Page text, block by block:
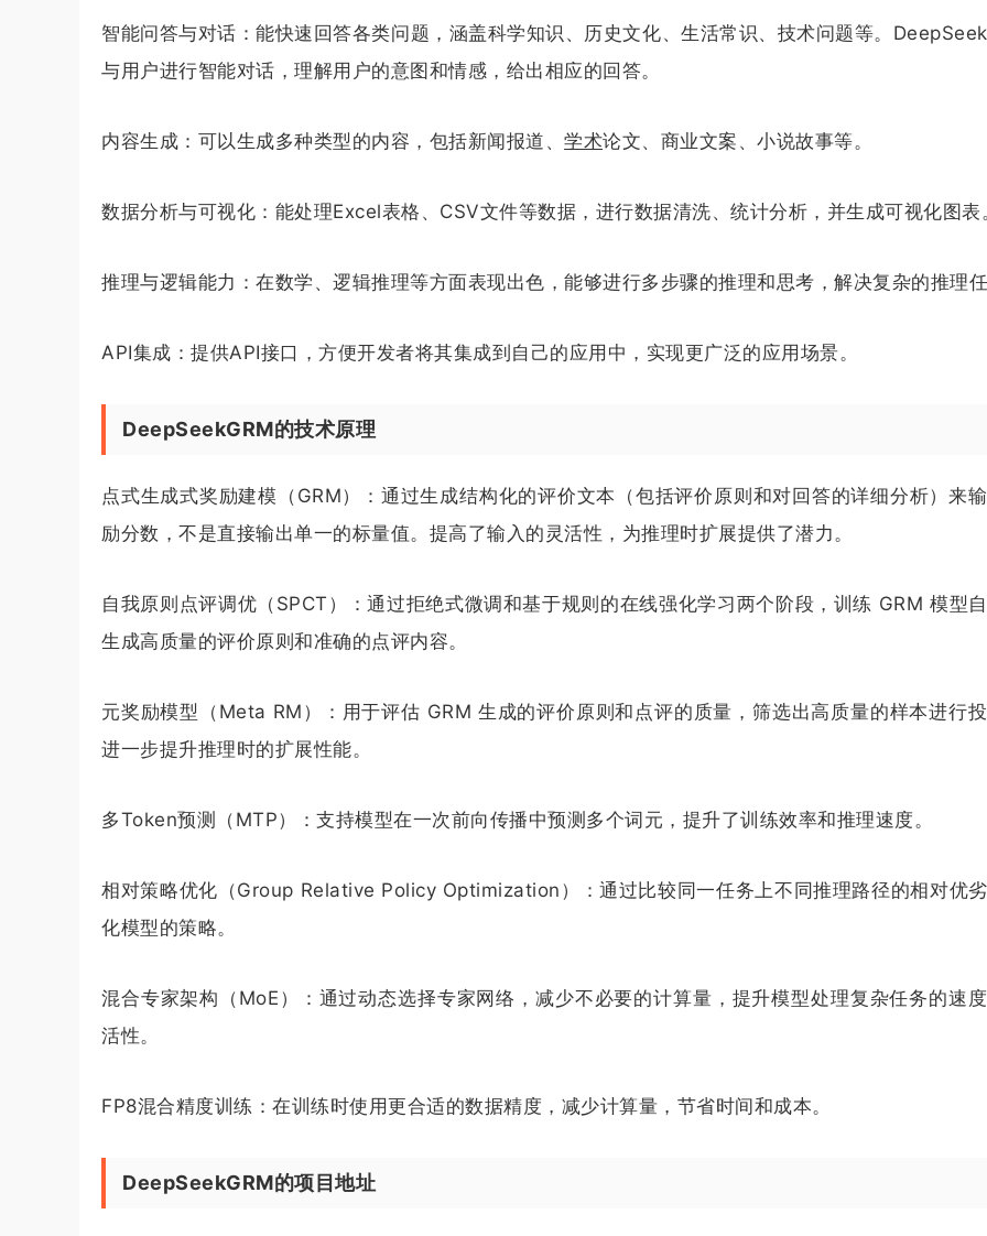
智能问答与对话：能快速回答各类问题，涵盖科学知识、历史文化、生活常识、技术问题等。
与用户进行智能对话，理解用户的意图和情感，给出相应的回答。
内容生成：可以生成多种类型的内容，包括新闻报道、 学术论文、商业文案、小说故事等。
数据分析与可视化：能处理Excel表格、CSV文件等数据，进行数据清洗、统计分析，并生成可视化图表
推理与逻辑能力：在数学、逻辑推理等方面表现出色，能够进行多步骤的推理和思考，解决复杂的推理任
API集成：提供API接口，方便开发者将其集成到自己的应用中，实现更广泛的应用场景。
DeepSeekGRM的技术原理
点式生成式奖励建模（GRM）：通过生成结构化的评价文本（包括评价原则和对回答的详细分析）来
励分数，不是直接输出单一的标量值。提高了输入的灵活性，为推理时扩展提供了潜力。
自我原则点评调优（SPCT）：通过拒绝式微调和基于规则的在线强化学习两个阶段，训练 GRM 模型
生成高质量的评价原则和准确的点评内容。
元奖励模型（Meta RM）：用于评估 GRM 生成的评价原则和点评的质量，筛选出高质量的样本进行投
进一步提升推理时的扩展性能。
多Token预测（MTP）：支持模型在一次前向传播中预测多个词元，提升了训练效率和推理速度。
相对策略优化（Group Relative Policy Optimization）：通过比较同一任务上不同推理路径的相对优
化模型的策略。
混合专家架构（MoE）：通过动态选择专家网络，减少不必要的计算量，提升模型处理复杂任务的速
活性。
FP8混合精度训练：在训练时使用更合适的数据精度，减少计算量，节省时间和成本。
DeepSeekGRM的项目地址